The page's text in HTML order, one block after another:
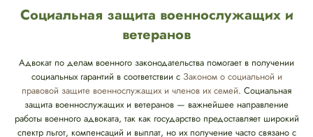
Социальная защита военнослужащих и
ветеранов
Адвокат по делам военного законодательства помогает в получении
социальных гарантий в соответствии с Законом о социальной и
правовой защите военнослужащих и членов их семей. Социальная
защита военнослужащих и ветеранов — важнейшее направление
работы военного адвоката, так как государство предоставляет широкий
спектр льгот, компенсаций и выплат, но их получение часто связано с